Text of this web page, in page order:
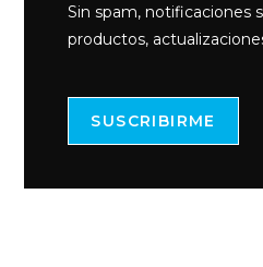
Sin spam, notificaciones
productos,
SUSCRIBIRME